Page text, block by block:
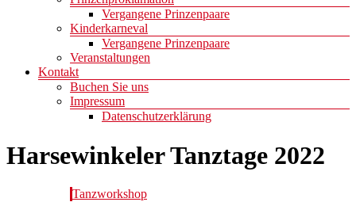
Vergangene Prinzenpaare
Kinderkarneval
Vergangene Prinzenpaare
Veranstaltungen
Kontakt
Buchen Sie uns
Impressum
Datenschutzerklärung
Harsewinkeler Tanztage 2022
Tanzworkshop